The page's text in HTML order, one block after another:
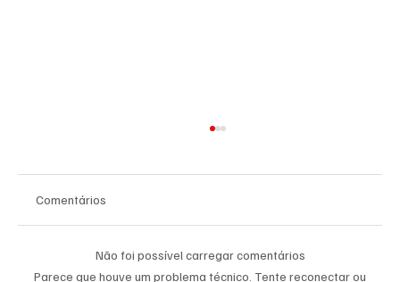
Comentários
Não foi possível carregar comentários
Parece que houve um problema técnico. Tente reconectar ou